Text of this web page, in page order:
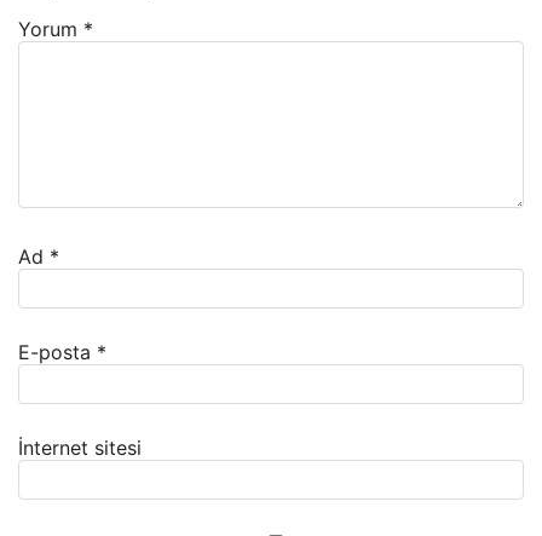
Yorum *
Ad *
E-posta *
İnternet sitesi